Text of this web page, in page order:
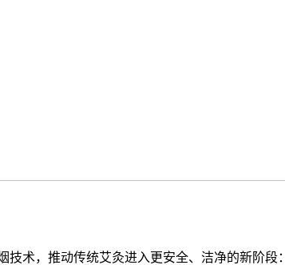
术，推动传统艾灸进入更安全、洁净的新阶段：